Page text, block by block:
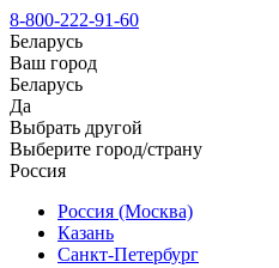
8-800-222-91-60
Беларусь
Ваш город
Беларусь
Да
Выбрать другой
Выберите город/страну
Россия
Россия (Москва)
Казань
Санкт-Петербург